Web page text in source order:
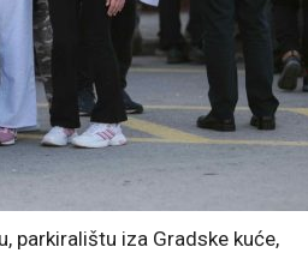
parkiralištu iza Gradske kuće,